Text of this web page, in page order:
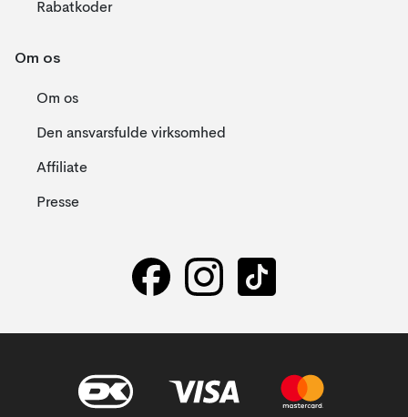
Rabatkoder
Om os
Om os
Den ansvarsfulde virksomhed
Affiliate
Presse